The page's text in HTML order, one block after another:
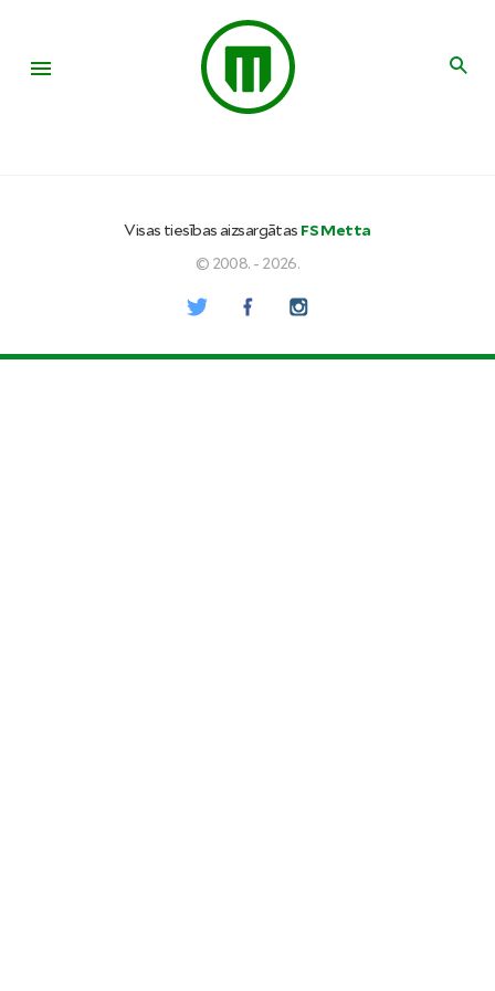
Visas tiesības aizsargātas FS Metta
© 2008. - 2026.